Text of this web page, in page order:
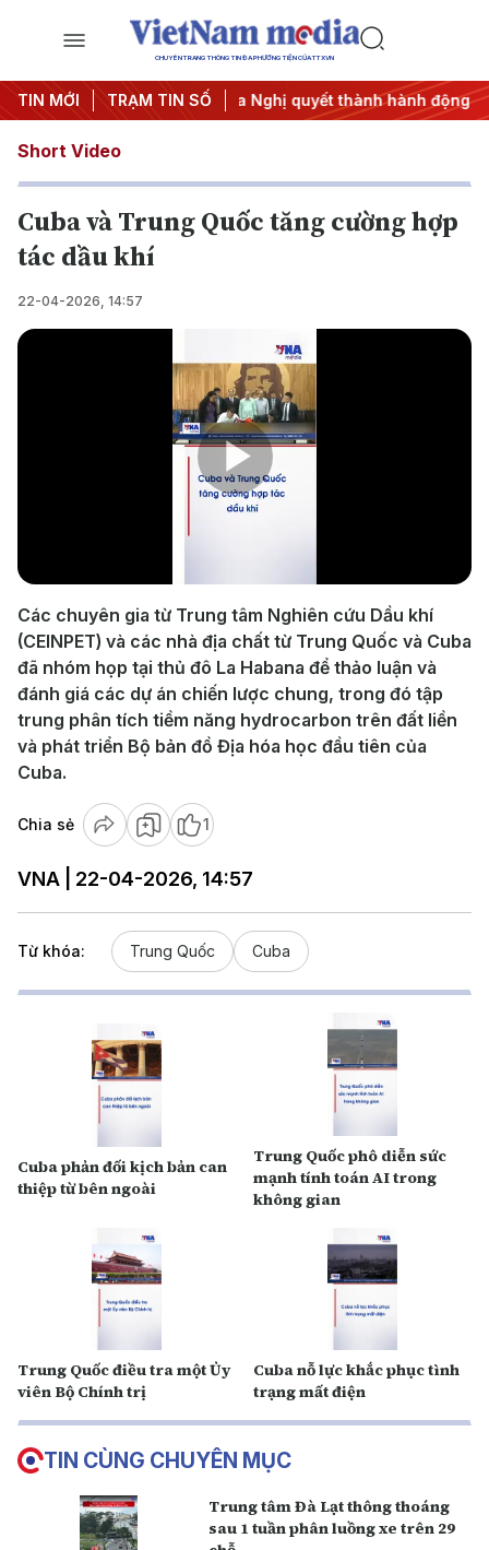
CHUYÊN TRANG THÔNG TIN ĐA PHƯƠNG TIỆN CỦA TTXVN
TIN MỚI TRẠM TIN SỐ
#APEC 2027 #Đưa Nghị quyết thành hành động #Chiến
Short Video
Cuba và Trung Quốc tăng cường hợp
tác dầu khí
22-04-2026, 14:57
Play
Video
Các chuyên gia từ Trung tâm Nghiên cứu Dầu khí
(CEINPET) và các nhà địa chất từ Trung Quốc và Cuba
đã nhóm họp tại thủ đô La Habana để thảo luận và
đánh giá các dự án chiến lược chung, trong đó tập
trung phân tích tiềm năng hydrocarbon trên đất liền
và phát triển Bộ bản đồ Địa hóa học đầu tiên của
Cuba.
Chia sẻ 1
VNA | 22-04-2026, 14:57
Từ khóa: Trung Quốc Cuba
Cuba phản đối kịch bản can
thiệp từ bên ngoài
Trung Quốc phô diễn sức
mạnh tính toán AI trong
không gian
Trung Quốc điều tra một Ủy
viên Bộ Chính trị
Cuba nỗ lực khắc phục tình
trạng mất điện
TIN CÙNG CHUYÊN MỤC
Trung tâm Đà Lạt thông thoáng
sau 1 tuần phân luồng xe trên 29